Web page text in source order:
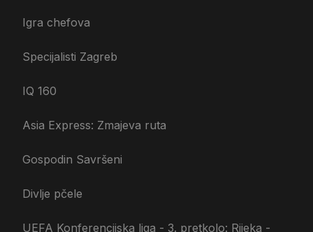
Igra chefova
Specijalisti Zagreb
IQ 160
Asia Express: Zmajeva ruta
Gospodin Savršeni
Divlje pčele
UEFA Konferencijska liga - 3. pretkolo: Rijeka -